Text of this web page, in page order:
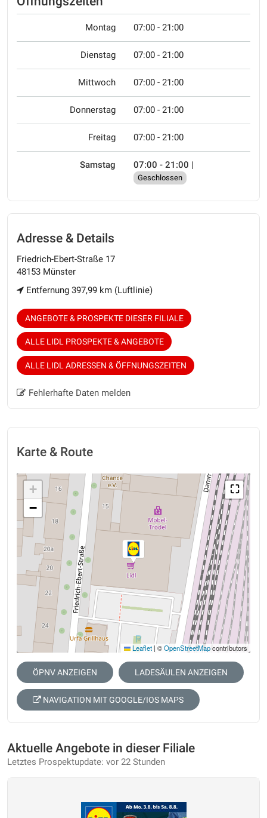
Montag 07:00 - 21:00
Dienstag 07:00 - 21:00
Mittwoch 07:00 - 21:00
Donnerstag 07:00 - 21:00
Freitag 07:00 - 21:00
Samstag 07:00 - 21:00 |
Geschlossen
Adresse & Details
Friedrich-Ebert-Straße 17
48153 Münster
Entfernung 397,99 km (Luftlinie)
ANGEBOTE & PROSPEKTE DIESER FILIALE
ALLE LIDL PROSPEKTE & ANGEBOTE
ALLE LIDL ADRESSEN & ÖFFNUNGSZEITEN
Fehlerhafte Daten melden
Karte & Route
⛶
+
−
Leaflet | ©OpenStreetMapcontributors
ÖPNV ANZEIGEN LADESÄULEN ANZEIGEN
NAVIGATION MIT GOOGLE/IOS MAPS
Aktuelle Angebote in dieser Filiale
Letztes Prospektupdate: vor 22 Stunden